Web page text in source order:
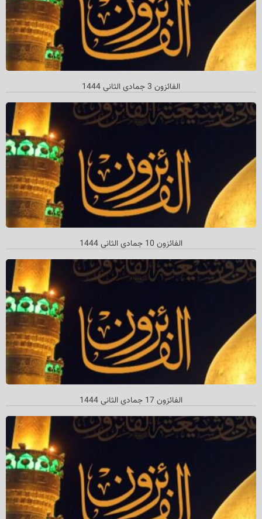
الفائزون 3 جمادي الثاني 1444
الفائزون 10 جمادي الثاني 1444
الفائزون 17 جمادي الثاني 1444